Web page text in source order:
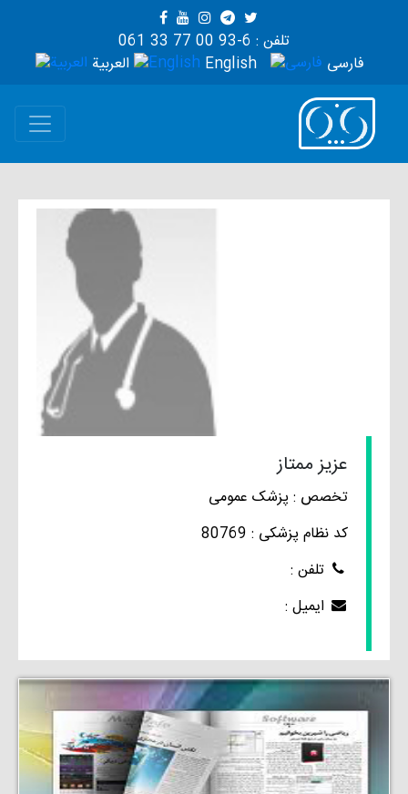
تلفن : 6-93 00 77 33 061
العربية
English فارسی
عزیز ممتاز
تخصص : پزشک عمومی
کد نظام پزشکی : 80769
تلفن :
ایمیل :